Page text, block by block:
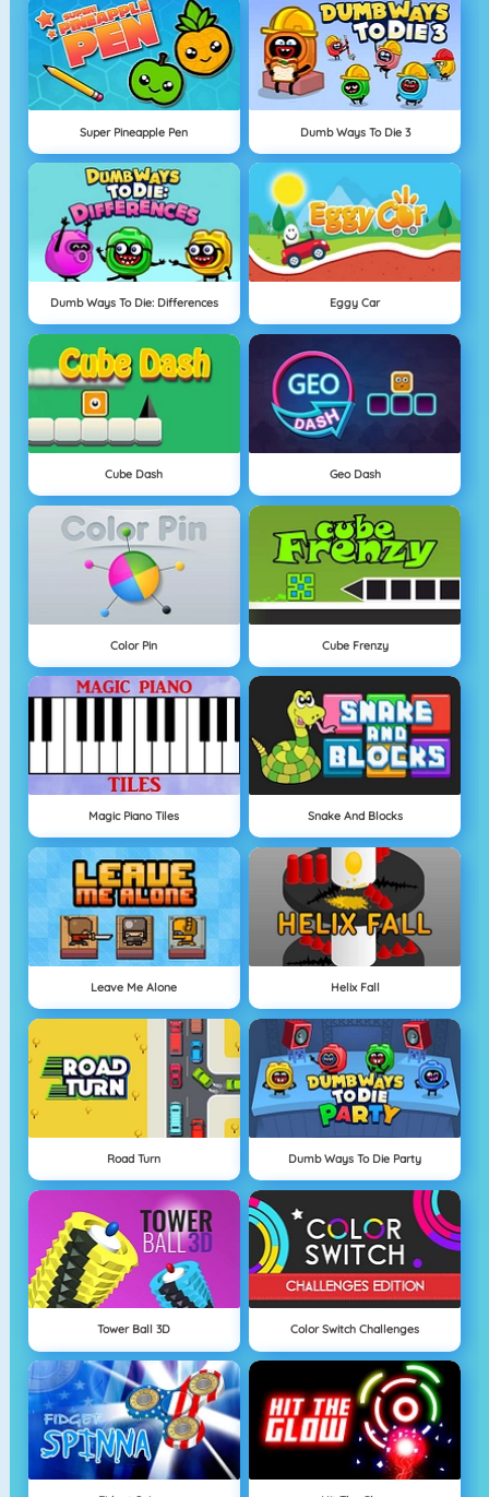
Super Pineapple Pen Dumb Ways To Die 3
Dumb Ways To Die: Differences Eggy Car
Cube Dash Geo Dash
Color Pin Cube Frenzy
Magic Piano Tiles Snake And Blocks
Leave Me Alone Helix Fall
Road Turn Dumb Ways To Die Party
Tower Ball 3D Color Switch Challenges